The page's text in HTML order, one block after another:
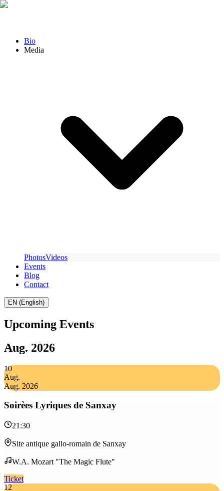
Bio
Media
PhotosVideos
Events
Blog
Contact
EN (English)
Upcoming Events
Aug. 2026
10
Aug.
Aug. 2026
Soirèes Lyriques de Sanxay
21:30
Site antique gallo-romain de Sanxay
W.A. Mozart "The Magic Flute"
Ticket
12